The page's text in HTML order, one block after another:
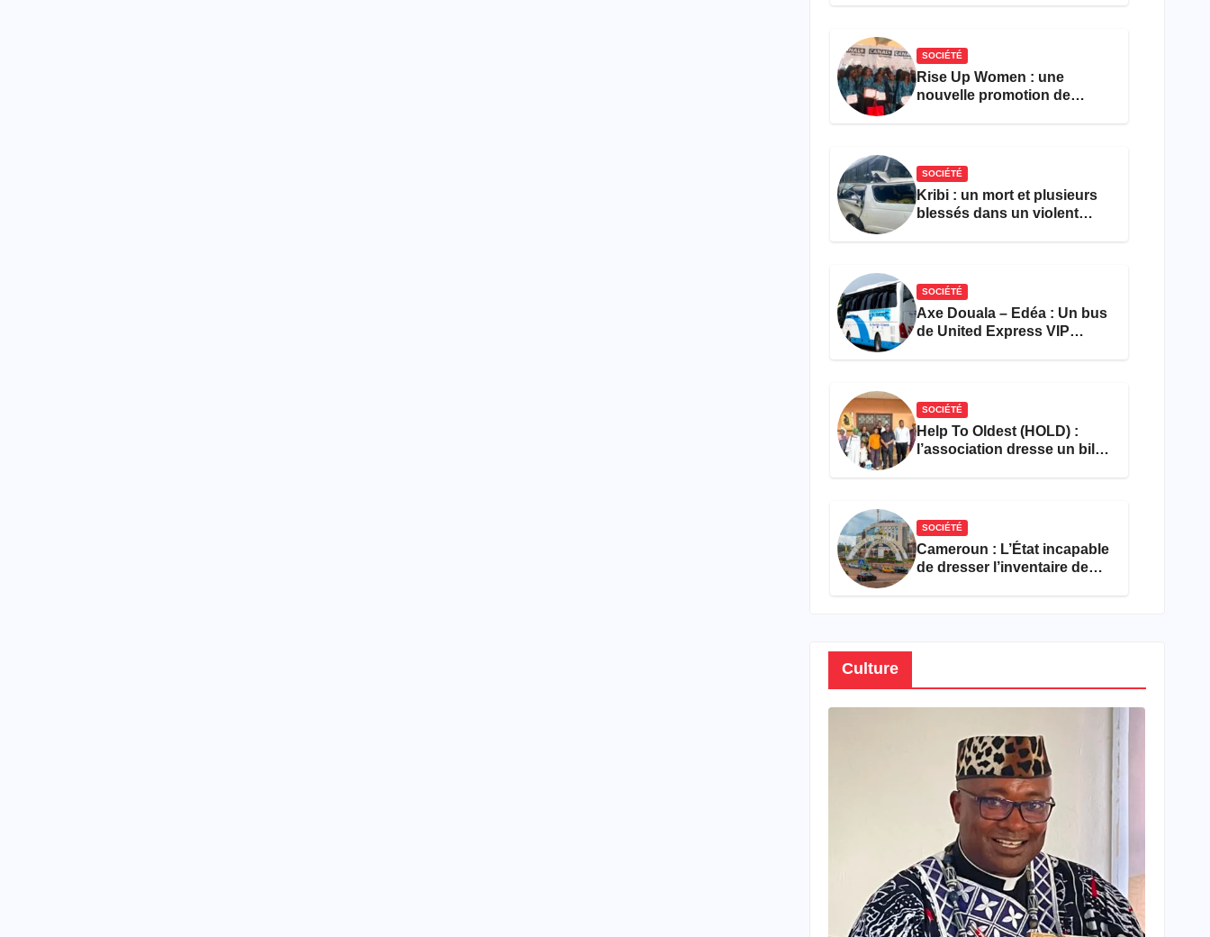
SOCIÉTÉ
Rise Up Women : une
nouvelle promotion de
SOCIÉTÉ
Kribi : un mort et plusieurs
blessés dans un violent
SOCIÉTÉ
Axe Douala – Edéa : Un bus
de United Express VIP
SOCIÉTÉ
Help To Oldest (HOLD) :
l’association dresse un bilan
SOCIÉTÉ
Cameroun : L’État incapable
de dresser l’inventaire de
Culture